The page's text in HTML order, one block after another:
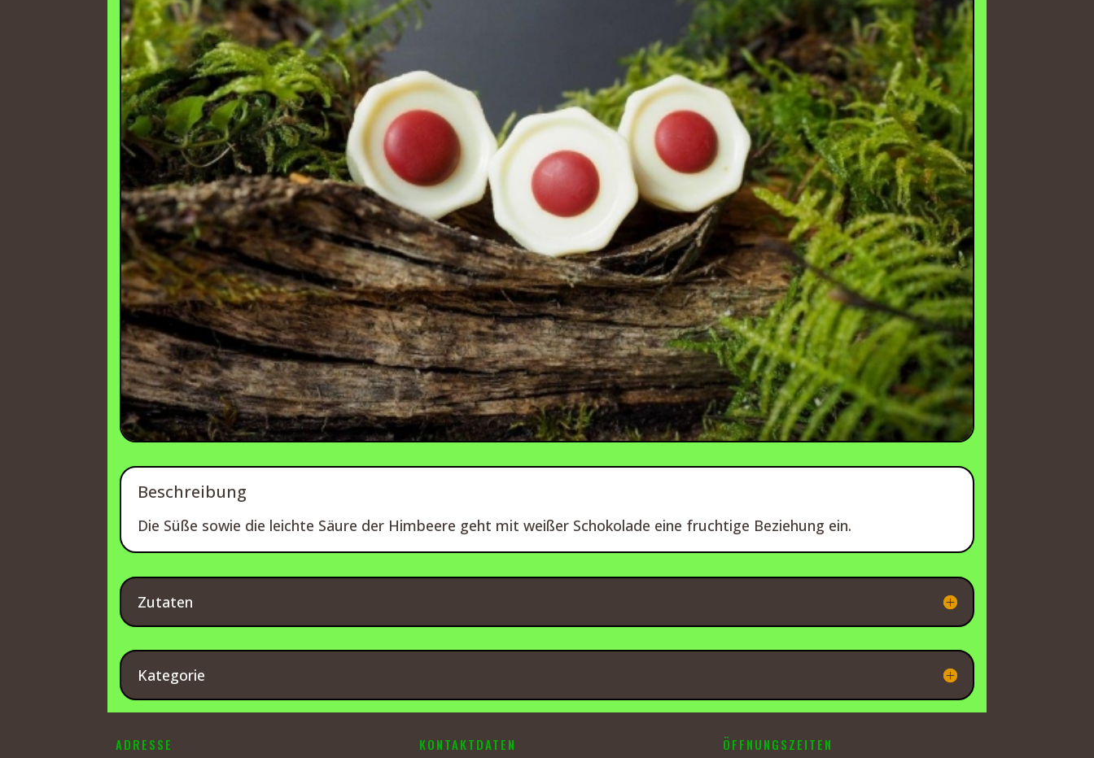
Beschreibung
Die Süße sowie die leichte Säure der Himbeere geht mit weißer Schokolade eine fruchtige Beziehung ein.
Zutaten
Kategorie
ADRESSE KONTAKTDATEN ÖFFNUNGSZEITEN